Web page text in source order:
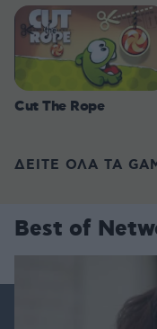
Cut The Rope
ΔΕΙΤΕ ΟΛΑ ΤΑ
Best of